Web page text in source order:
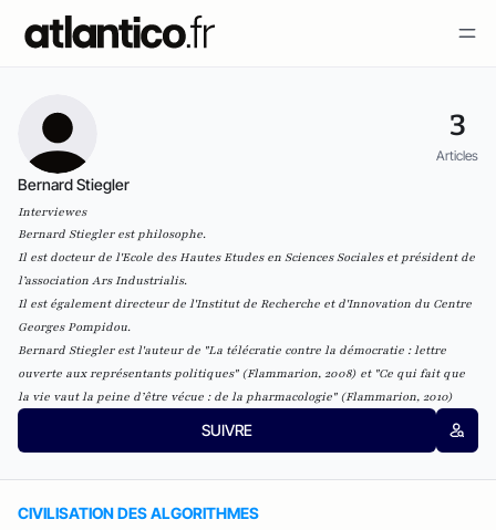
3
Articles
Bernard Stiegler
Interviewes
Bernard Stiegler est philosophe.
Il est docteur de l'Ecole des Hautes Etudes en Sciences Sociales et président de
l’association Ars Industrialis.
Il est également directeur de l'Institut de Recherche et d'Innovation du Centre
Georges Pompidou.
Bernard Stiegler est l'auteur de "La télécratie contre la démocratie : lettre
ouverte aux représentants politiques"(Flammarion, 2008) et "Ce qui fait que
la vie vaut la peine d’être vécue : de la pharmacologie"(Flammarion, 2010)
SUIVRE
CIVILISATION DES ALGORITHMES